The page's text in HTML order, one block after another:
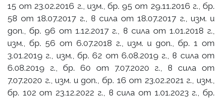
15 от 23.02.2016 г., изм., бр. 95 от 29.11.2016 г., бр.
58 от 18.07.2017 г., в сила от 18.07.2017 г., изм. и
доп., бр. 96 от 1.12.2017 г., в сила от 1.01.2018 г.,
изм., бр. 56 от 6.07.2018 г., изм. и доп., бр. 1 от
3.01.2019 г., изм., бр. 62 от 6.08.2019 г., в сила от
6.08.2019 г., бр. 60 от 7.07.2020 г., в сила от
7.07.2020 г., изм. и доп., бр. 16 от 23.02.2021 г., изм.,
бр. 102 от 23.12.2022 г., в сила от 1.01.2023 г., бр.